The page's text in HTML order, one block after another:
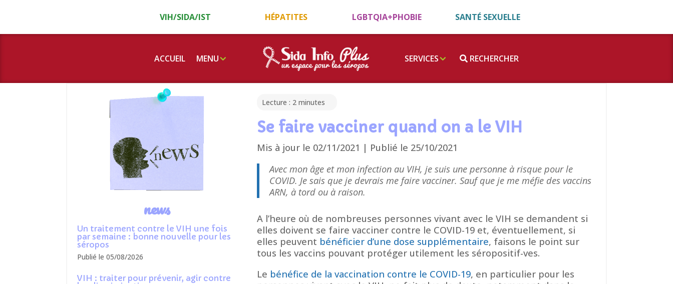
VIH/SIDA/IST HÉPATITES LGBTQIA+PHOBIE SANTÉ SEXUELLE
ACCUEIL MENU SERVICES RECHERCHER
news
Un traitement contre le VIH une fois
par semaine : bonne nouvelle pour les
séropos
Publié le 05/08/2026
VIH : traiter pour prévenir, agir contre
Lecture : 2 minutes
Se faire vacciner quand on a le VIH
Mis à jour le 02/11/2021 | Publié le 25/10/2021
Avec mon âge et mon infection au VIH, je suis une personne à risque pour le
COVID. Je sais que je devrais me faire vacciner. Sauf que je me méfie des vaccins
ARN, à tord ou à raison.
A l’heure où de nombreuses personnes vivant avec le VIH se demandent si
elles doivent se faire vacciner contre le COVID-19 et, éventuellement, si
elles peuvent bénéficier d’une dose supplémentaire, faisons le point sur
tous les vaccins pouvant protéger utilement les séropositif-ves.
Le bénéfice de la vaccination contre le COVID-19, en particulier pour les